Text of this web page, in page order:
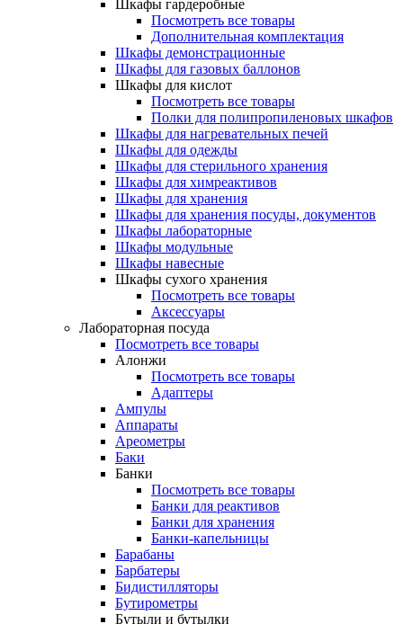
Шкафы гардеробные
Посмотреть все товары
Дополнительная комплектация
Шкафы демонстрационные
Шкафы для газовых баллонов
Шкафы для кислот
Посмотреть все товары
Полки для полипропиленовых шкафов
Шкафы для нагревательных печей
Шкафы для одежды
Шкафы для стерильного хранения
Шкафы для химреактивов
Шкафы для хранения
Шкафы для хранения посуды, документов
Шкафы лабораторные
Шкафы модульные
Шкафы навесные
Шкафы сухого хранения
Посмотреть все товары
Аксессуары
Лабораторная посуда
Посмотреть все товары
Алонжи
Посмотреть все товары
Адаптеры
Ампулы
Аппараты
Ареометры
Баки
Банки
Посмотреть все товары
Банки для реактивов
Банки для хранения
Банки-капельницы
Барабаны
Барбатеры
Бидистилляторы
Бутирометры
Бутыли и бутылки